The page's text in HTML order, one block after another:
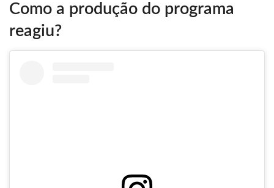
Como a produção do programa
reagiu?